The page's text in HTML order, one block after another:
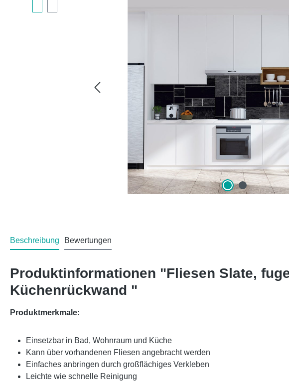
Beschreibung Bewertungen
Produktinformationen "Fliesen Slate,
Küchenrückwand "
Produktmerkmale:
Einsetzbar in Bad, Wohnraum und Küche
Kann über vorhandenen Fliesen angebracht werden
Einfaches anbringen durch großflächiges Verkleben
Leichte wie schnelle Reinigung